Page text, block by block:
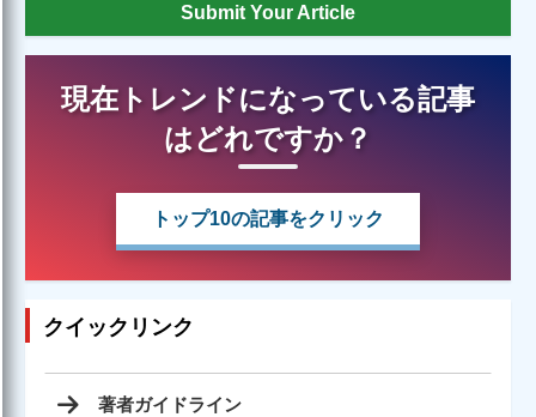
Submit Your Article
現在トレンドになっている記事
はどれですか？
トップ10の記事をクリック
クイックリンク
著者ガイドライン